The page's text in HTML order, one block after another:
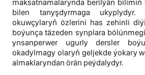
maksatnamalarynda berilýän
bilen tanyşdyrmaga
okuwçylaryň özlerini has zehinli
boýunça täzeden synplara
ynsanperwer ugurly dersler
okadylmagy olaryň geljekde ýokary
almaklaryndan örän peýdalydyr.